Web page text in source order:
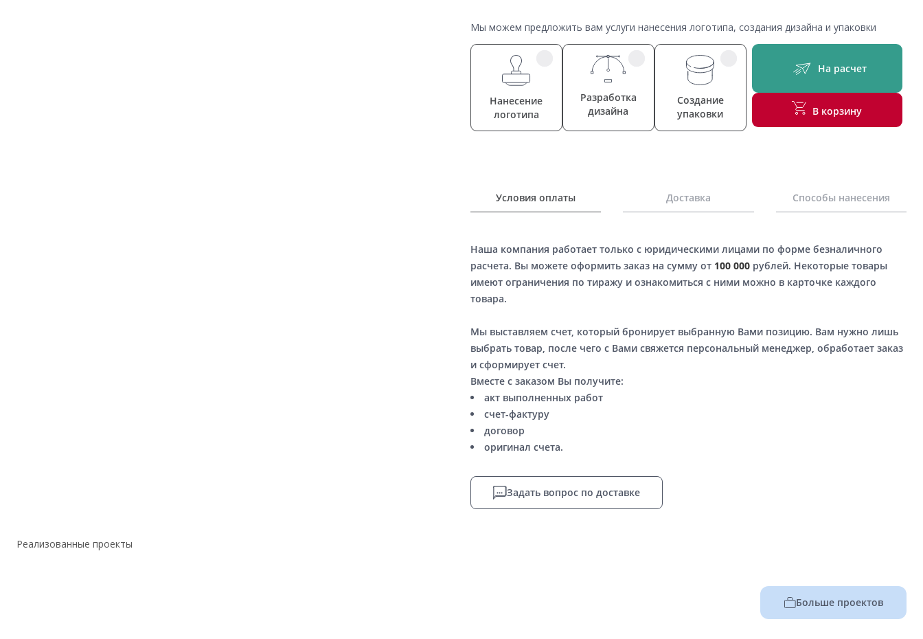
Мы можем предложить вам услуги нанесения логотипа, создания дизайна и упаковки
Нанесение
логотипа
Разработка
дизайна
Создание
упаковки
На расчет
В корзину
Условия оплаты Доставка Способы нанесения
Наша компания работает только с юридическими лицами по форме безналичного
расчета. Вы можете оформить заказ на сумму от 100 000рублей. Некоторые товары
имеют ограничения по тиражу и ознакомиться с ними можно в карточке каждого
товара.
Мы выставляем счет, который бронирует выбранную Вами позицию. Вам нужно лишь
выбрать товар, после чего с Вами свяжется персональный менеджер, обработает заказ
и сформирует счет.
Вместе с заказом Вы получите:
акт выполненных работ
счет-фактуру
договор
оригинал счета.
Задать вопрос по доставке
Реализованные проекты
Больше проектов